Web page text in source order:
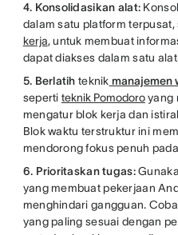
4. Konsolidasikan alat:
dalam satu platform terpusat,
kerja, untuk membuat
dapat diakses dalam satu
5. Berlatihteknik manajemen
seperti teknik Pomodoroyang
mengatur blok kerja dan
Blok waktu terstruktur ini
mendorong fokus penuh
6. Prioritaskan tugas:
yang membuat pekerjaan
menghindari gangguan.
yang paling sesuai dengan